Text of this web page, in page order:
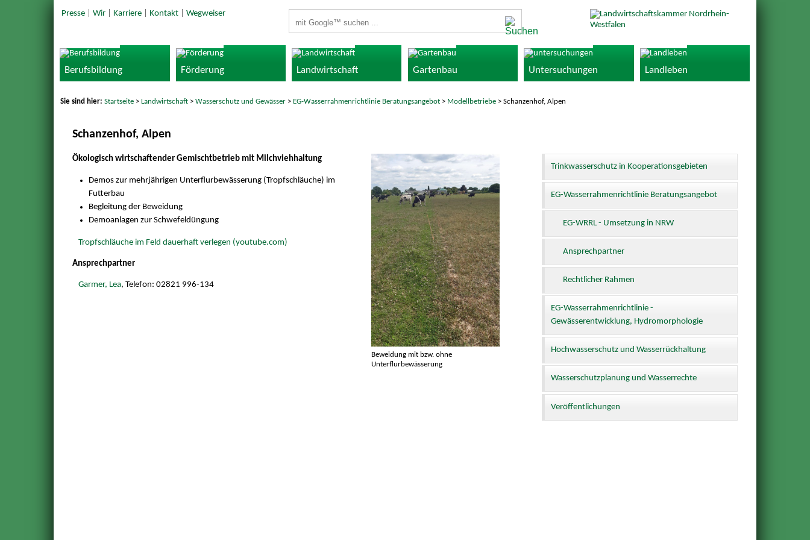
Presse| Wir| Karriere| Kontakt| Wegweiser
Berufsbildung Förderung Landwirtschaft Gartenbau Untersuchungen Landleben
Sie sind hier:Startseite >Landwirtschaft >Wasserschutz und Gewässer > EG-Wasserrahmenrichtlinie Beratungsangebot > Modellbetriebe > Schanzenhof, Alpen
Schanzenhof, Alpen
Beweidung mit bzw. ohne
Unterflurbewässerung
Ökologisch wirtschaftender Gemischtbetrieb mit Milchviehhaltung
Demos zur mehrjährigen Unterflurbewässerung (Tropfschläuche) im
Futterbau
Begleitung der Beweidung
Demoanlagen zur Schwefeldüngung
Tropfschläuche im Feld dauerhaft verlegen (youtube.com)
Ansprechpartner
Garmer, Lea, Telefon: 02821 996-134
Trinkwasserschutz in Kooperationsgebieten
EG-Wasserrahmenrichtlinie Beratungsangebot
EG-WRRL - Umsetzung in NRW
Ansprechpartner
Rechtlicher Rahmen
EG-Wasserrahmenrichtlinie -
Gewässerentwicklung, Hydromorphologie
Hochwasserschutz und Wasserrückhaltung
Wasserschutzplanung und Wasserrechte
Veröffentlichungen